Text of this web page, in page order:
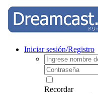
Iniciar sesión/Registro
Recordar